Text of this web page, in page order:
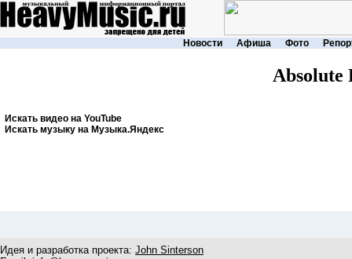
Новости Афиша Фото
Absolute
Искать видео на YouTube
Искать музыку на Музыка.Яндекс
Идея и разработка проекта: John Sinterson